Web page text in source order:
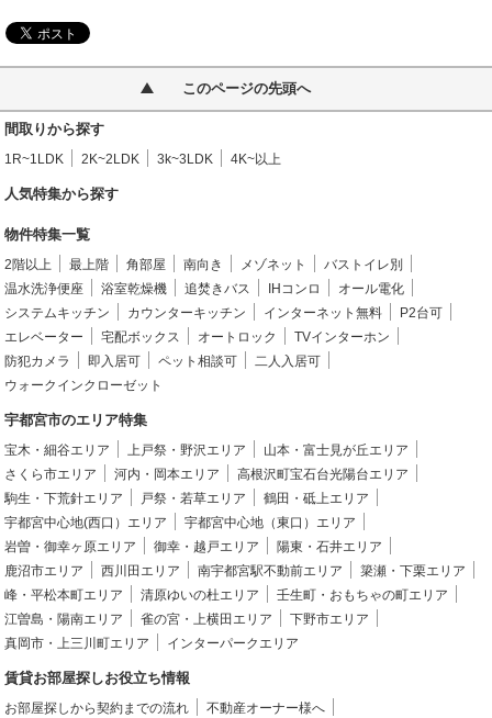
このページの先頭へ
間取りから探す
1R~1LDK 2K~2LDK 3k~3LDK 4K~以上
人気特集から探す
物件特集一覧
2階以上 最上階 角部屋 南向き メゾネット
バストイレ別
温水洗浄便座
浴室乾燥機 追焚きバス IHコンロ
オール電化
システムキッチン
カウンターキッチン インターネット無料
P2台可
エレベーター
宅配ボックス オートロック
TVインターホン
防犯カメラ
即入居可 ペット相談可
二人入居可
ウォークインクローゼット
宇都宮市のエリア特集
宝木・細谷エリア 上戸祭・野沢エリア
山本・富士見が丘エリア
さくら市エリア
河内・岡本エリア
高根沢町宝石台光陽台エリア
駒生・下荒針エリア
戸祭・若草エリア
鶴田・砥上エリア
宇都宮中心地(西口）エリア
宇都宮中心地（東口）エリア
岩曽・御幸ヶ原エリア
御幸・越戸エリア
陽東・石井エリア
鹿沼市エリア
西川田エリア 南宇都宮駅不動前エリア
簗瀬・下栗エリア
峰・平松本町エリア
清原ゆいの杜エリア
壬生町・おもちゃの町エリア
江曽島・陽南エリア
雀の宮・上横田エリア
下野市エリア
真岡市・上三川町エリア
インターパークエリア
賃貸お部屋探しお役立ち情報
お部屋探しから契約までの流れ
不動産オーナー様へ